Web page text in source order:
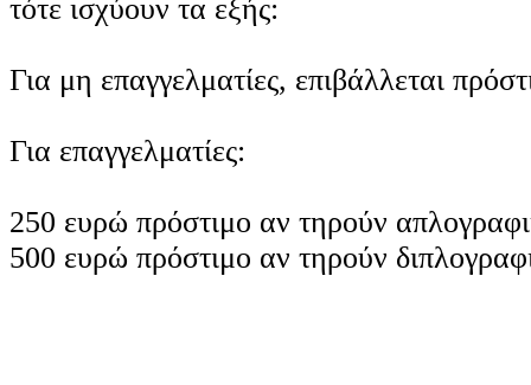
τότε ισχύουν τα εξής:
Για μη επαγγελματίες, επιβάλλεται
Για επαγγελματίες:
250 ευρώ πρόστιμο αν τηρούν
500 ευρώ πρόστιμο αν τηρούν